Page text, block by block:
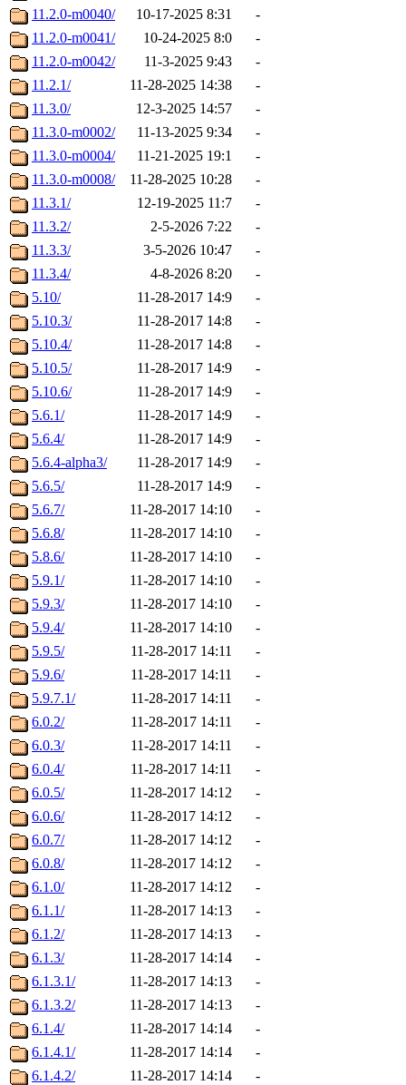
11.2.0-m0040/
10-17-2025 8:31
-
11.2.0-m0041/
10-24-2025 8:0
-
11.2.0-m0042/
11-3-2025 9:43
-
11.2.1/
11-28-2025 14:38
-
11.3.0/
12-3-2025 14:57
-
11.3.0-m0002/
11-13-2025 9:34
-
11.3.0-m0004/
11-21-2025 19:1
-
11.3.0-m0008/
11-28-2025 10:28
-
11.3.1/
12-19-2025 11:7
-
11.3.2/
2-5-2026 7:22
-
11.3.3/
3-5-2026 10:47
-
11.3.4/
4-8-2026 8:20
-
5.10/
11-28-2017 14:9
-
5.10.3/
11-28-2017 14:8
-
5.10.4/
11-28-2017 14:8
-
5.10.5/
11-28-2017 14:9
-
5.10.6/
11-28-2017 14:9
-
5.6.1/
11-28-2017 14:9
-
5.6.4/
11-28-2017 14:9
-
5.6.4-alpha3/
11-28-2017 14:9
-
5.6.5/
11-28-2017 14:9
-
5.6.7/
11-28-2017 14:10
-
5.6.8/
11-28-2017 14:10
-
5.8.6/
11-28-2017 14:10
-
5.9.1/
11-28-2017 14:10
-
5.9.3/
11-28-2017 14:10
-
5.9.4/
11-28-2017 14:10
-
5.9.5/
11-28-2017 14:11
-
5.9.6/
11-28-2017 14:11
-
5.9.7.1/
11-28-2017 14:11
-
6.0.2/
11-28-2017 14:11
-
6.0.3/
11-28-2017 14:11
-
6.0.4/
11-28-2017 14:11
-
6.0.5/
11-28-2017 14:12
-
6.0.6/
11-28-2017 14:12
-
6.0.7/
11-28-2017 14:12
-
6.0.8/
11-28-2017 14:12
-
6.1.0/
11-28-2017 14:12
-
6.1.1/
11-28-2017 14:13
-
6.1.2/
11-28-2017 14:13
-
6.1.3/
11-28-2017 14:14
-
6.1.3.1/
11-28-2017 14:13
-
6.1.3.2/
11-28-2017 14:13
-
6.1.4/
11-28-2017 14:14
-
6.1.4.1/
11-28-2017 14:14
-
6.1.4.2/
11-28-2017 14:14
-